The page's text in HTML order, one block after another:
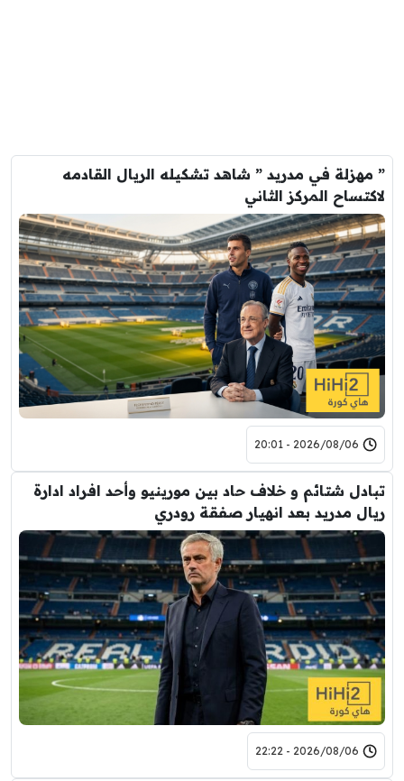
” مهزلة في مدريد ” شاهد تشكيله الريال القادمه
لاكتساح المركز الثاني
2026/08/06 - 20:01
تبادل شتائم و خلاف حاد بين مورينيو وأحد افراد ادارة
ريال مدريد بعد انهيار صفقة رودري
2026/08/06 - 22:22